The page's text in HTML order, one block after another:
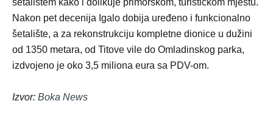
šetalištem kako i dolikuje primorskom, turističkom mjestu.
Nakon pet decenija Igalo dobija uređeno i funkcionalno
šetalište, a za rekonstrukciju kompletne dionice u dužini
od 1350 metara, od Titove vile do Omladinskog parka,
izdvojeno je oko 3,5 miliona eura sa PDV-om.
Izvor: Boka News